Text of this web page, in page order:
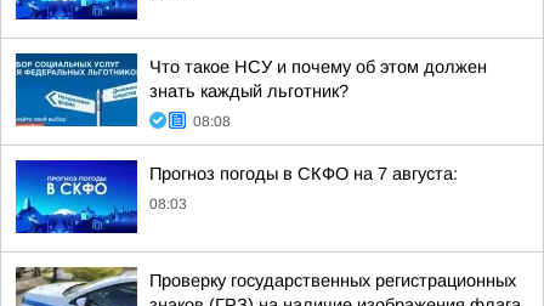
Что такое НСУ и почему об этом должен
знать каждый льготник?
08:08
Прогноз погоды в СКФО на 7 августа:
08:03
Проверку государственных регистрационных